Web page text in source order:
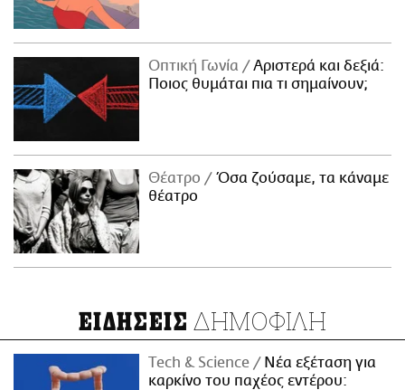
Οπτική Γωνία
Αριστερά και δεξιά:
Ποιος θυμάται πια τι σημαίνουν;
Θέατρο
Όσα ζούσαμε, τα κάναμε
θέατρο
ΕΙΔΗΣΕΙΣ ΔΗΜΟΦΙΛΗ
Τech & Science
Νέα εξέταση για
καρκίνο του παχέος εντέρου: